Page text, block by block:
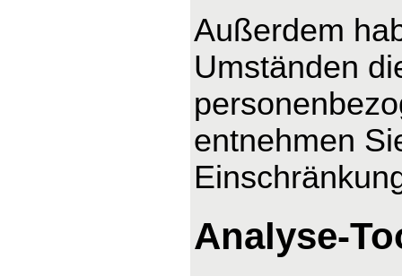
Außerdem
Umständen
entnehmen
Analyse-